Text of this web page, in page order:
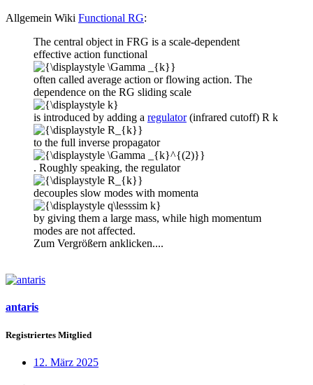
Allgemein Wiki Functional RG:
The central object in FRG is a scale-dependent
effective action functional
often called average action or flowing action. The
dependence on the RG sliding scale
is introduced by adding a regulator(infrared cutoff) R k
to the full inverse propagator
. Roughly speaking, the regulator
decouples slow modes with momenta
by giving them a large mass, while high momentum
modes are not affected.
Zum Vergrößern anklicken....
antaris
Registriertes Mitglied
12. März 2025